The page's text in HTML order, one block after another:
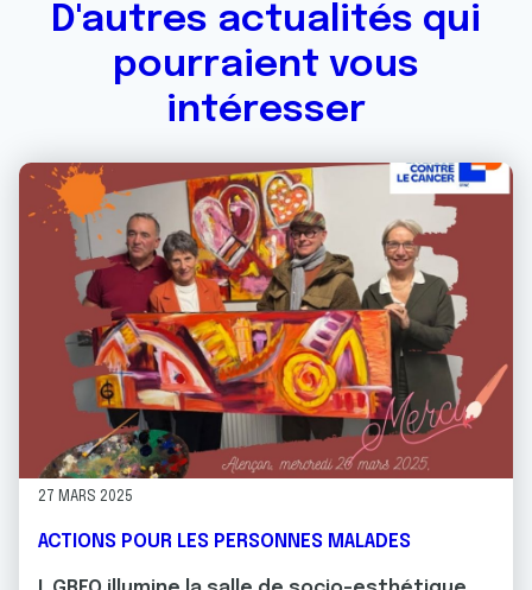
D'autres actualités qui
pourraient vous
intéresser
27 MARS 2025
ACTIONS POUR LES PERSONNES MALADES